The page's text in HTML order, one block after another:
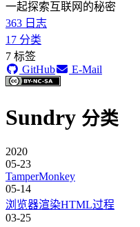
一起探索互联网的秘密
363 日志
17 分类
7 标签
GitHub
E-Mail
Sundry 分类
2020
05-23
TamperMonkey
05-14
浏览器渲染HTML过程
03-25